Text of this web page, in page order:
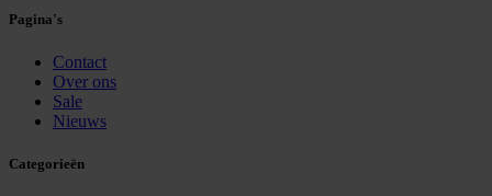
Pagina's
Contact
Over ons
Sale
Nieuws
Categorieën